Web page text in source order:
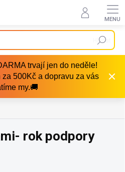
trvají jen do neděle!
500Kč a dopravu za vás
my.🚚
Hledat
rok podpory